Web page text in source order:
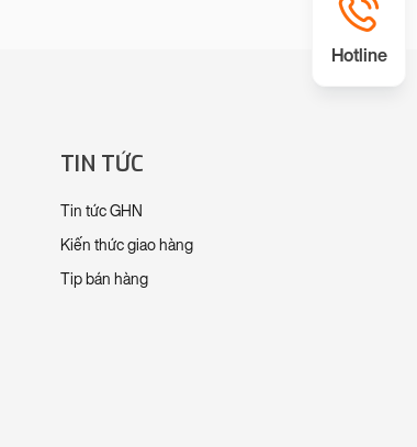
TIN TỨC
Tin tức GHN
Kiến thức giao hàng
Tip bán hàng
Hotline